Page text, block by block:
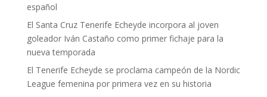
español
El Santa Cruz Tenerife Echeyde incorpora al joven
goleador Iván Castaño como primer fichaje para la
nueva temporada
El Tenerife Echeyde se proclama campeón de la Nordic
League femenina por primera vez en su historia